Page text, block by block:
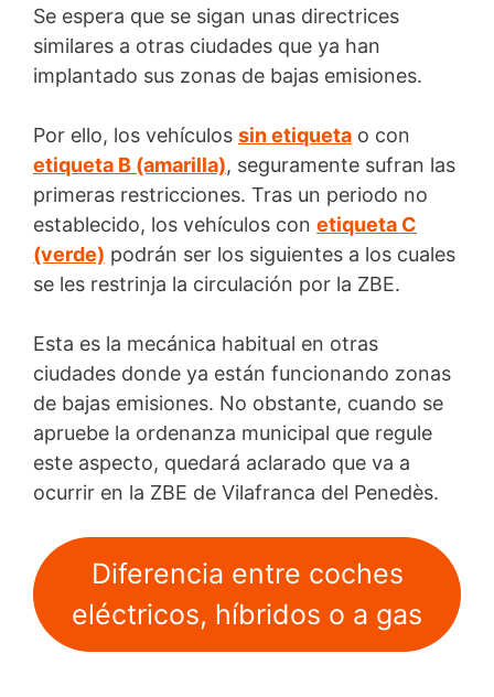
Se espera que se sigan unas directrices
similares a otras ciudades que ya han
implantado sus zonas de bajas emisiones.
Por ello, los vehículos sin etiqueta o con
etiqueta B (amarilla), seguramente sufran las
primeras restricciones. Tras un periodo no
establecido, los vehículos con etiqueta C
(verde) podrán ser los siguientes a los cuales
se les restrinja la circulación por la ZBE.
Esta es la mecánica habitual en otras
ciudades donde ya están funcionando zonas
de bajas emisiones. No obstante, cuando se
apruebe la ordenanza municipal que regule
este aspecto, quedará aclarado que va a
ocurrir en la ZBE de Vilafranca del Penedès.
Diferencia entre coches
eléctricos, híbridos o a gas